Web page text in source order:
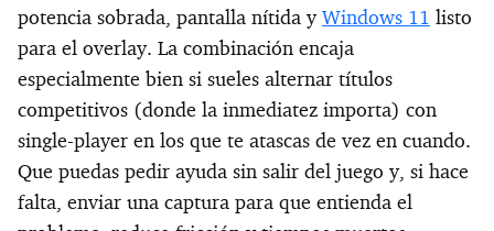
potencia sobrada, pantalla nítida yWindows 11 listo
para el overlay. La combinación encaja
especialmente bien si sueles alternar títulos
competitivos (donde la inmediatez importa) con
single-player en los que te atascas de vez en cuando.
Que puedas pedir ayuda sin salir del juego y, si hace
falta, enviar una captura para que entienda el